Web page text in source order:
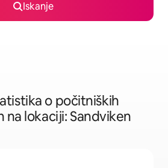
Iskanje
o počitniških
na lokaciji: Sandviken